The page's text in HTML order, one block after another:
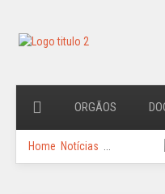
ORGÃOS
Home Notícias